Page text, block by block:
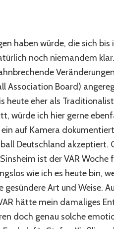
haben würde, die sich
noch niemandem
Association Board)
heute eher als
würde ich hier gerne
auf Kamera
Deutschland akzeptiert.
ist der VAR Woche
wie ich es heute bin,
Art und Weise.
hätte mein damaliges
doch genau solche